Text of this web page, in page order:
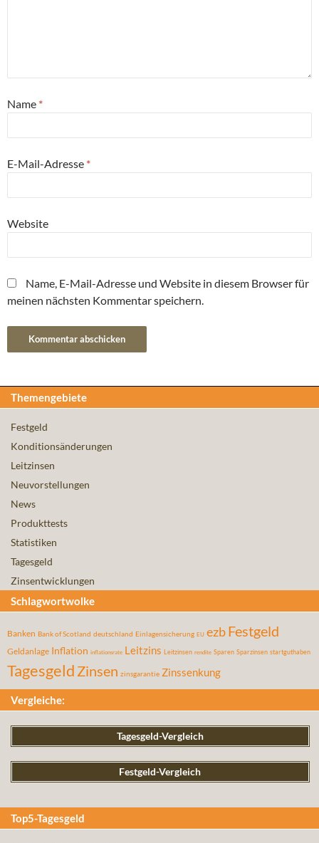
Name *
E-Mail-Adresse *
Website
Name, E-Mail-Adresse und Website in diesem Browser für
meinen nächsten Kommentar speichern.
Themengebiete
Festgeld
Konditionsänderungen
Leitzinsen
Neuvorstellungen
News
Produkttests
Statistiken
Tagesgeld
Zinsentwicklungen
Schlagwortwolke
Banken Bank of Scotland deutschland Einlagensicherung EU ezbFestgeld
Geldanlage Inflation inflationsrate Leitzins Leitzinsen rendite Sparen Sparzinsen startguthaben
Tagesgeld Zinsen zinsgarantie Zinssenkung
Vergleiche:
Tagesgeld-Vergleich
Festgeld-Vergleich
Top5-Tagesgeld